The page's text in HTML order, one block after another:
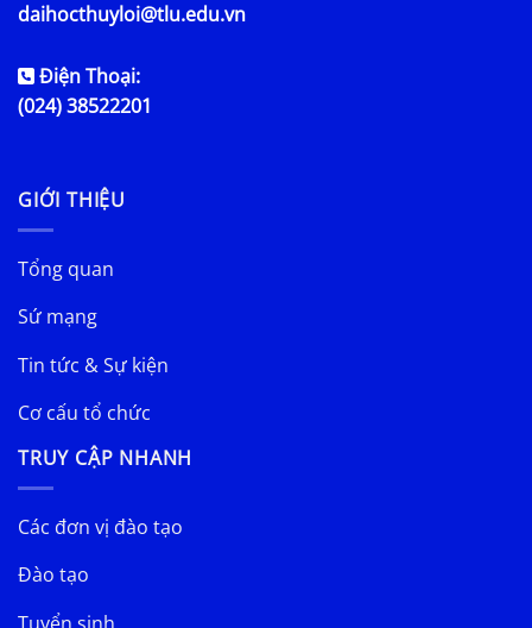
daihocthuyloi@tlu.edu.vn
Điện Thoại:
(024) 38522201
GIỚI THIỆU
Tổng quan
Sứ mạng
Tin tức & Sự kiện
Cơ cấu tổ chức
TRUY CẬP NHANH
Các đơn vị đào tạo
Đào tạo